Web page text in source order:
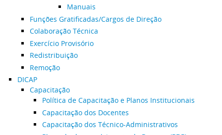
Manuais
Funções Gratificadas/Cargos de Direção
Colaboração Técnica
Exercício Provisório
Redistribuição
Remoção
DICAP
Capacitação
Política de Capacitação e Planos Institucionais
Capacitação dos Docentes
Capacitação dos Técnico-Administrativos